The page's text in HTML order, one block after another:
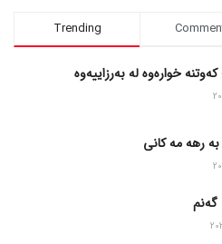
Trending
خوارەوە لە بەرزاییەوە
رهه مه کانی